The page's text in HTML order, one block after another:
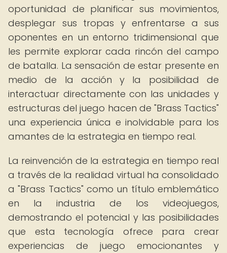
oportunidad de planificar sus movimientos,
desplegar sus tropas y enfrentarse a sus
oponentes en un entorno tridimensional que
les permite explorar cada rincón del campo
de batalla. La sensación de estar presente en
medio de la acción y la posibilidad de
interactuar directamente con las unidades y
estructuras del juego hacen de "Brass Tactics"
una experiencia única e inolvidable para los
amantes de la estrategia en tiempo real.
La reinvención de la estrategia en tiempo real
a través de la realidad virtual ha consolidado
a "Brass Tactics" como un título emblemático
en la industria de los videojuegos,
demostrando el potencial y las posibilidades
que esta tecnología ofrece para crear
experiencias de juego emocionantes y